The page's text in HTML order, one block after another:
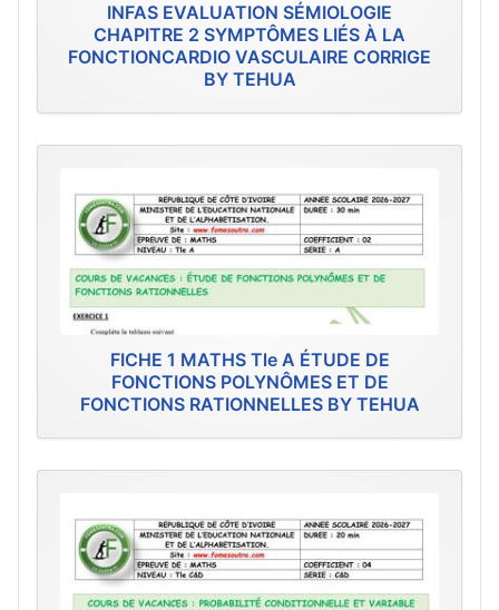
INFAS EVALUATION SÉMIOLOGIE
CHAPITRE 2 SYMPTÔMES LIÉS À LA
FONCTIONCARDIO VASCULAIRE CORRIGE
BY TEHUA
FICHE 1 MATHS Tle A ÉTUDE DE
FONCTIONS POLYNÔMES ET DE
FONCTIONS RATIONNELLES BY TEHUA